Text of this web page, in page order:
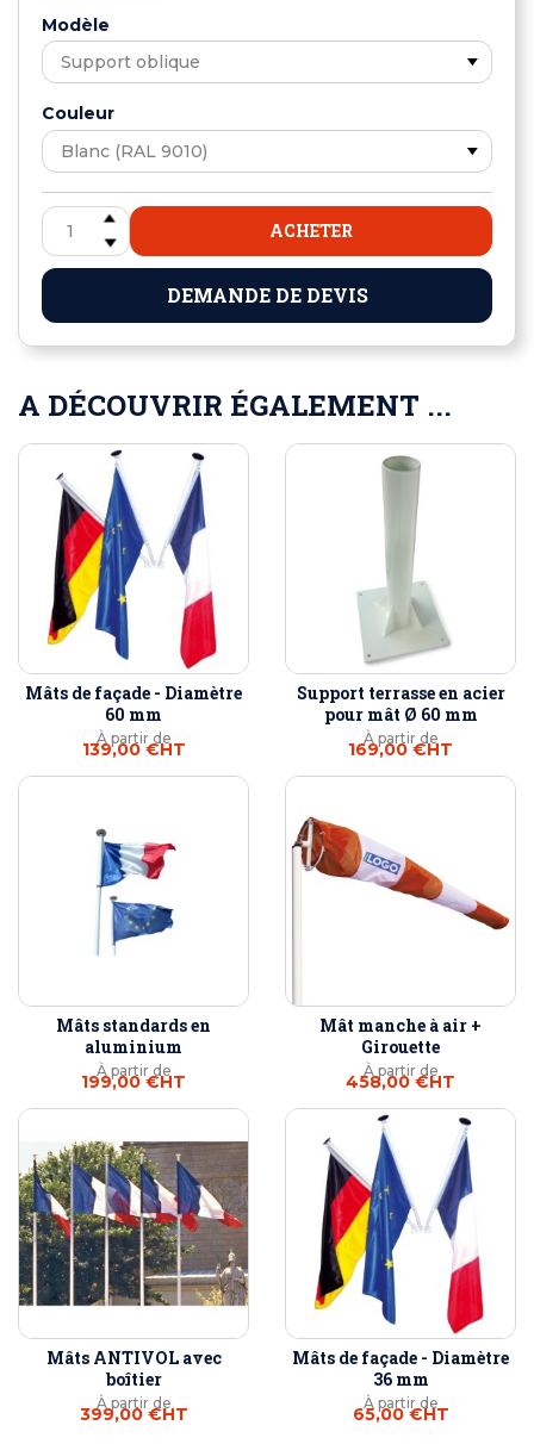
Modèle
Couleur
ACHETER
DEMANDE DE DEVIS
A DÉCOUVRIR ÉGALEMENT ...
Mâts de façade - Diamètre
60 mm
À partir de
139,00 €HT
Support terrasse en acier
pour mât Ø 60 mm
À partir de
169,00 €HT
Mâts standards en
aluminium
À partir de
199,00 €HT
Mât manche à air +
Girouette
À partir de
458,00 €HT
Mâts ANTIVOL avec
boîtier
À partir de
399,00 €HT
Mâts de façade - Diamètre
36 mm
À partir de
65,00 €HT